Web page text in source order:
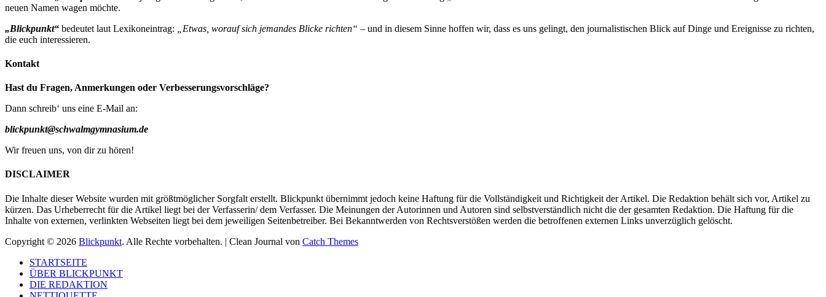
neuen Namen wagen möchte.
„Blickpunkt“ bedeutet laut Lexikoneintrag: „Etwas, worauf sich jemandes Blicke richten“ – und in diesem Sinne hoffen wir, dass es uns gelingt, den journalistischen Blick auf Dinge und Ereignisse zu richten,
die euch interessieren.
Kontakt
Hast du Fragen, Anmerkungen oder Verbesserungsvorschläge?
Dann schreib‘ uns eine E-Mail an:
blickpunkt@schwalmgymnasium.de
Wir freuen uns, von dir zu hören!
DISCLAIMER
Die Inhalte dieser Website wurden mit größtmöglicher Sorgfalt erstellt. Blickpunkt übernimmt jedoch keine Haftung für die Vollständigkeit und Richtigkeit der Artikel. Die Redaktion behält sich vor, Artikel zu
kürzen. Das Urheberrecht für die Artikel liegt bei der Verfasserin/ dem Verfasser. Die Meinungen der Autorinnen und Autoren sind selbstverständlich nicht die der gesamten Redaktion. Die Haftung für die
Inhalte von externen, verlinkten Webseiten liegt bei dem jeweiligen Seitenbetreiber. Bei Bekanntwerden von Rechtsverstößen werden die betroffenen externen Links unverzüglich gelöscht.
Copyright © 2026 Blickpunkt. Alle Rechte vorbehalten. | Clean Journal von Catch Themes
oben
scrollen
STARTSEITE
ÜBER BLICKPUNKT
DIE REDAKTION